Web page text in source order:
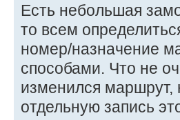
Есть небольшая
то всем
номер/назначение
способами. Что не
изменился
отдельную запись